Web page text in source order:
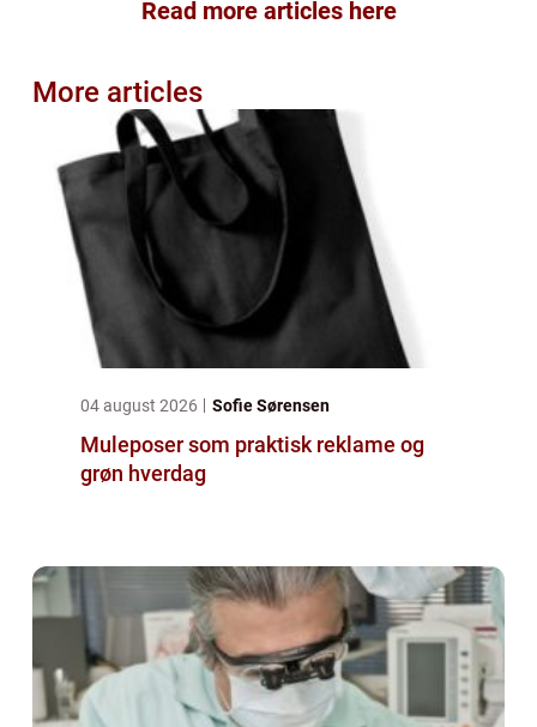
Read more articles here
More articles
04 august 2026 Sofie Sørensen
Muleposer som praktisk reklame og
grøn hverdag